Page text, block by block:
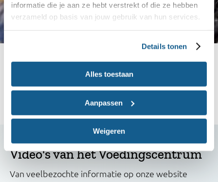
informatie die je aan ze hebt verstrekt of die ze hebben
verzameld op basis van jouw gebruik van hun services.
Details tonen
Alles toestaan
Aanpassen
Weigeren
Ben jij diëtist, huisarts, JGZ-medewerker of andere
professional (in opleiding)? Hier vind je alle
informatie voor jou.
Video's van het Voedingscentrum
Van veelbezochte informatie op onze website